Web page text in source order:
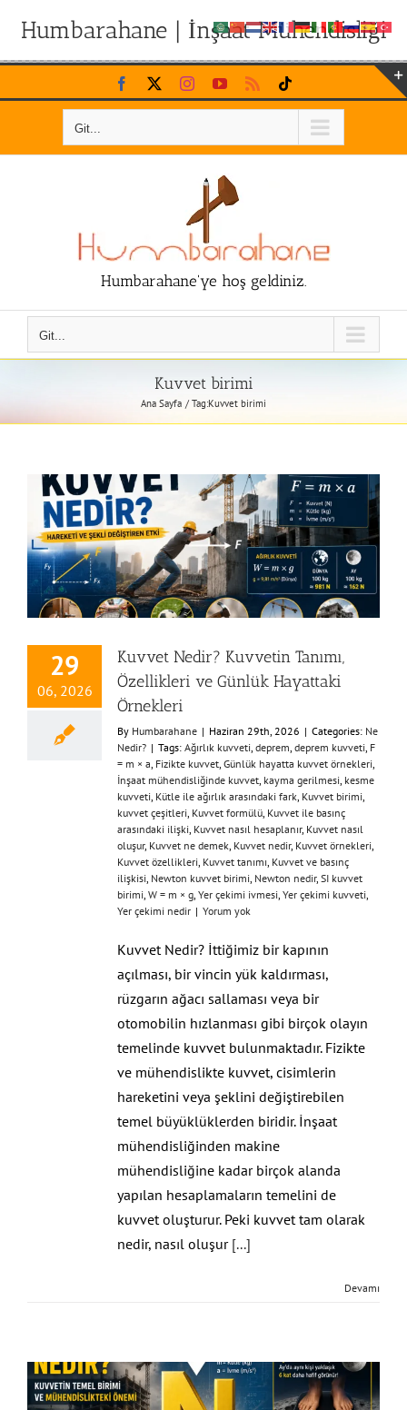
Humbarahane | İnşaat Mühendisliği
Skip
to
Facebook InstagramYouTubeRss
Git...
Humbarahane'ye hoş geldiniz.
Git...
Kuvvet birimi
Ana Sayfa Tag:Kuvvet birimi
29
06, 2026
Kuvvet Nedir? Kuvvetin Tanımı,
Özellikleri ve Günlük Hayattaki
Örnekleri
By Humbarahane | Haziran 29th, 2026 | Categories: Ne
Nedir? | Tags: Ağırlık kuvveti deprem deprem kuvveti F
= m × a Fizikte kuvvet Günlük hayatta kuvvet örnekleri
İnşaat mühendisliğinde kuvvet kayma gerilmesi kesme
kuvveti Kütle ile ağırlık arasındaki fark Kuvvet birimi
kuvvet çeşitleri Kuvvet formülü Kuvvet ile basınç
arasındaki ilişki Kuvvet nasıl hesaplanır, Kuvvet nasıl
oluşur, Kuvvet ne demek Kuvvet nedir, Kuvvet örnekleri
Kuvvet özellikleri Kuvvet tanımı Kuvvet ve basınç
ilişkisi Newton kuvvet birimi Newton nedir, SI kuvvet
birimi W = m × g Yer çekimi ivmesi Yer çekimi kuvveti
Yer çekimi nedir | Yorum yok
Kuvvet Nedir? İttiğimiz bir kapının
açılması, bir vincin yük kaldırması,
rüzgarın ağacı sallaması veya bir
otomobilin hızlanması gibi birçok olayın
temelinde kuvvet bulunmaktadır. Fizikte
ve mühendislikte kuvvet, cisimlerin
hareketini veya şeklini değiştirebilen
temel büyüklüklerden biridir. İnşaat
mühendisliğinden makine
mühendisliğine kadar birçok alanda
yapılan hesaplamaların temelini de
kuvvet oluşturur. Peki kuvvet tam olarak
nedir, nasıl oluşur [...]
Devamı